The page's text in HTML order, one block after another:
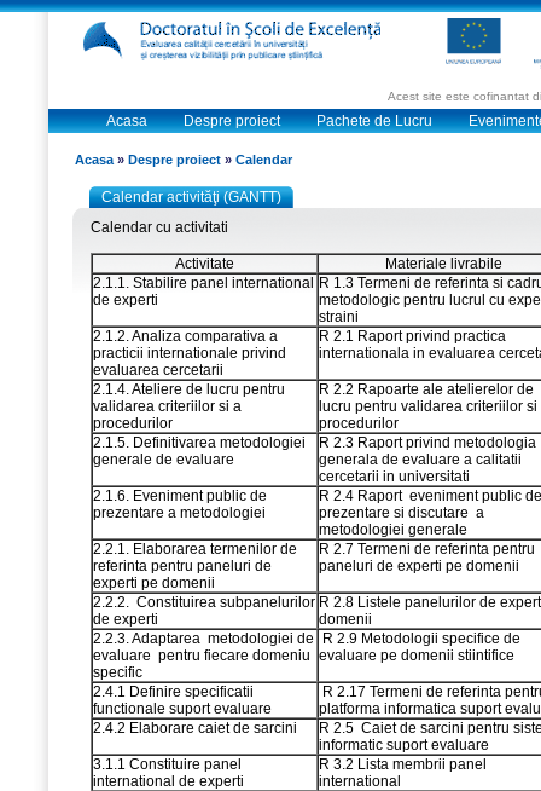
Acest site este cofinantat
Acasa Despre proiect Pachete de Lucru
Acasa » Despre proiect » Calendar
Calendar activităţi (GANTT)
Calendar cu activitati
Activitate
Materiale livrabile
2.1.1. Stabilire panel international
de experti
R 1.3 Termeni de referinta si
metodologic pentru lucrul cu
straini
2.1.2. Analiza comparativa a
practicii internationale privind
evaluarea cercetarii
R 2.1 Raport privind practica
internationala in evaluarea
2.1.4. Ateliere de lucru pentru
validarea criteriilor si a
procedurilor
R 2.2 Rapoarte ale atelierelor de
lucru pentru validarea criteriilor si
procedurilor
2.1.5. Definitivarea metodologiei
generale de evaluare
R 2.3 Raport privind metodologia
generala de evaluare a calitatii
cercetarii in universitati
2.1.6. Eveniment public de
prezentare a metodologiei
R 2.4 Raport eveniment public de
prezentare si discutare a
metodologiei generale
2.2.1. Elaborarea termenilor de
referinta pentru paneluri de
experti pe domenii
R 2.7 Termeni de referinta pentru
paneluri de experti pe domenii
2.2.2. Constituirea subpanelurilor
de experti
R 2.8 Listele panelurilor de
domenii
2.2.3. Adaptarea metodologiei de
evaluare pentru fiecare domeniu
specific
R 2.9 Metodologii specifice de
evaluare pe domenii stiintifice
2.4.1 Definire specificatii
functionale suport evaluare
R 2.17 Termeni de referinta
platforma informatica suport
2.4.2 Elaborare caiet de sarcini
R 2.5 Caiet de sarcini pentru
informatic suport evaluare
3.1.1 Constituire panel
international de experti
R 3.2 Lista membrii panel
international